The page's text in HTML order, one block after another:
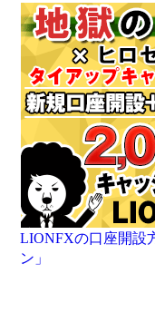
LIONFXの口座開設
ン」